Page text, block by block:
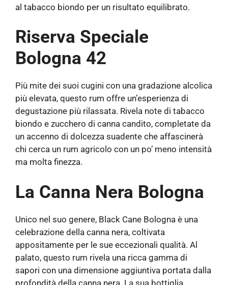
al tabacco biondo per un risultato equilibrato.
Riserva Speciale
Bologna 42
Più mite dei suoi cugini con una gradazione alcolica
più elevata, questo rum offre un’esperienza di
degustazione più rilassata. Rivela note di tabacco
biondo e zucchero di canna candito, completate da
un accenno di dolcezza suadente che affascinerà
chi cerca un rum agricolo con un po’ meno intensità
ma molta finezza.
La Canna Nera Bologna
Unico nel suo genere, Black Cane Bologna è una
celebrazione della canna nera, coltivata
appositamente per le sue eccezionali qualità. Al
palato, questo rum rivela una ricca gamma di
sapori con una dimensione aggiuntiva portata dalla
profondità della canna nera. La sua bottiglia